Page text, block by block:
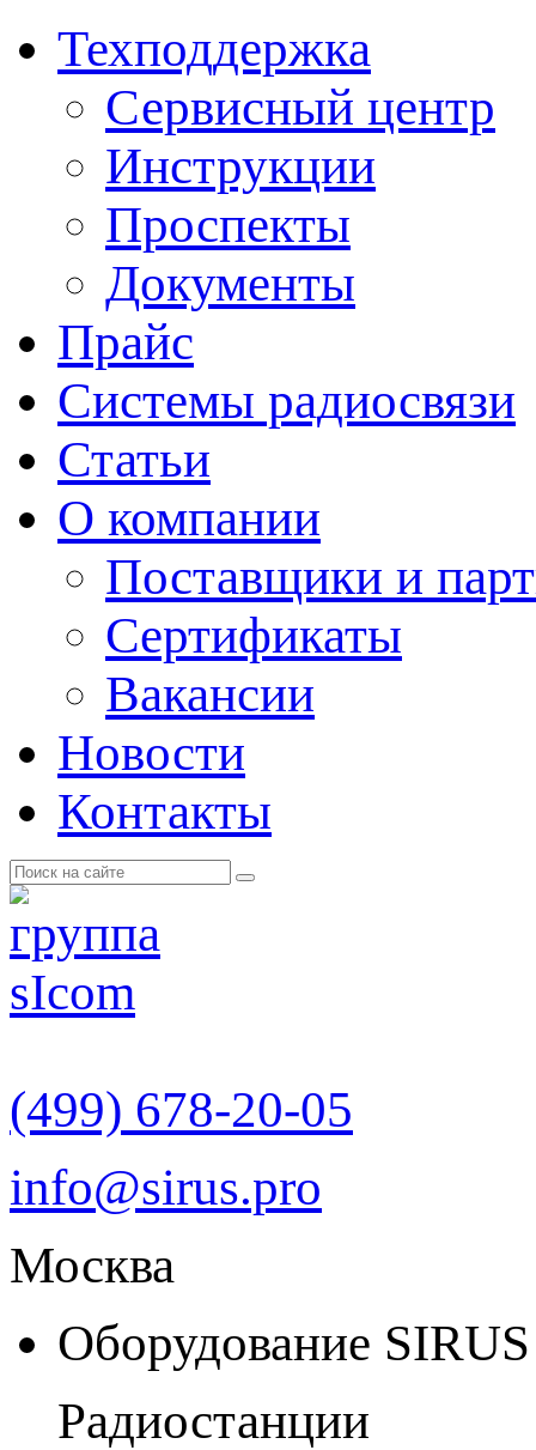
Техподдержка
Сервисный центр
Инструкции
Проспекты
Документы
Прайс
Системы радиосвязи
Статьи
О компании
Поставщики и
Cертификаты
Вакансии
Новости
Контакты
(499) 678-20-05
info@sirus.pro
Москва
Оборудование SIRUS
Радиостанции